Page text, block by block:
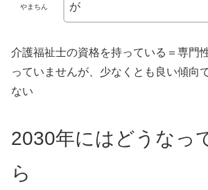
やまちん
が
介護福祉士の資格を持っている＝専門
っていませんが、少なくとも良い傾向
ない
2030年にはどうなっ
ら